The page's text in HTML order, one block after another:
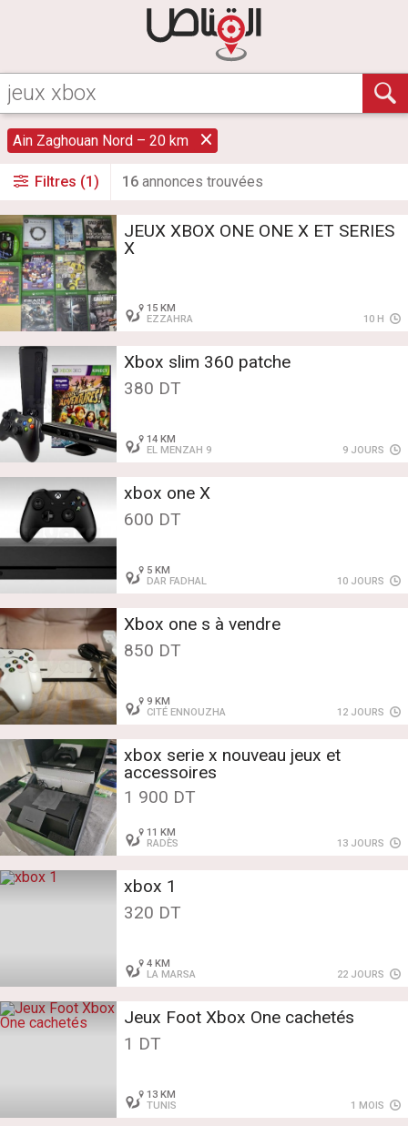
Ain Zaghouan Nord – 20 km
Filtres (1) 16 annonces trouvées
JEUX XBOX ONE ONE X ET SERIES
X
15 KM
EZZAHRA
10 H
Xbox slim 360 patche
380 DT
14 KM
EL MENZAH 9
9 JOURS
xbox one X
600 DT
5 KM
DAR FADHAL
10 JOURS
Xbox one s à vendre
850 DT
9 KM
CITÉ ENNOUZHA
12 JOURS
xbox serie x nouveau jeux et
accessoires
1 900 DT
11 KM
RADÈS
13 JOURS
xbox 1
320 DT
4 KM
LA MARSA
22 JOURS
Jeux Foot Xbox One cachetés
1 DT
13 KM
TUNIS
1 MOIS